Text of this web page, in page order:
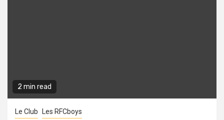
2 min read
Le Club Les RFCboys